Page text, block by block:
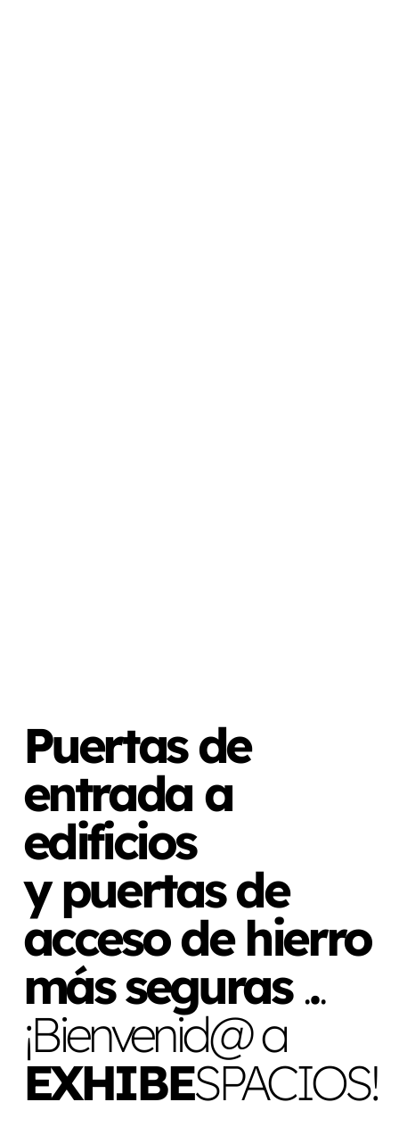
Puertas de
entrada a
edificios
y puertas de
acceso de hierro
más seguras...
¡Bienvenid@ a
EXHIBESPACIOS!